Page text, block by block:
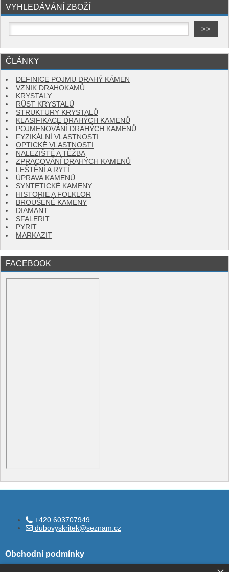
VYHLEDÁVÁNÍ ZBOŽÍ
ČLÁNKY
DEFINICE POJMU DRAHÝ KÁMEN
VZNIK DRAHOKAMŮ
KRYSTALY
RŮST KRYSTALŮ
STRUKTURY KRYSTALŮ
KLASIFIKACE DRAHÝCH KAMENŮ
POJMENOVÁNÍ DRAHÝCH KAMENŮ
FYZIKÁLNÍ VLASTNOSTI
OPTICKÉ VLASTNOSTI
NALEZIŠTĚ A TĚŽBA
ZPRACOVÁNÍ DRAHÝCH KAMENŮ
LEŠTĚNÍ A RYTÍ
ÚPRAVA KAMENŮ
SYNTETICKÉ KAMENY
HISTORIE A FOLKLOR
BROUŠENÉ KAMENY
DIAMANT
SFALERIT
PYRIT
MARKAZIT
FACEBOOK
+420 603707949
dubovyskritek@seznam.cz
Obchodní podmínky